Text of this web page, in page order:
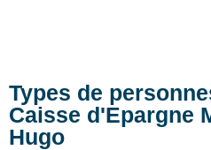
Types de
Caisse d'Epargne
Hugo